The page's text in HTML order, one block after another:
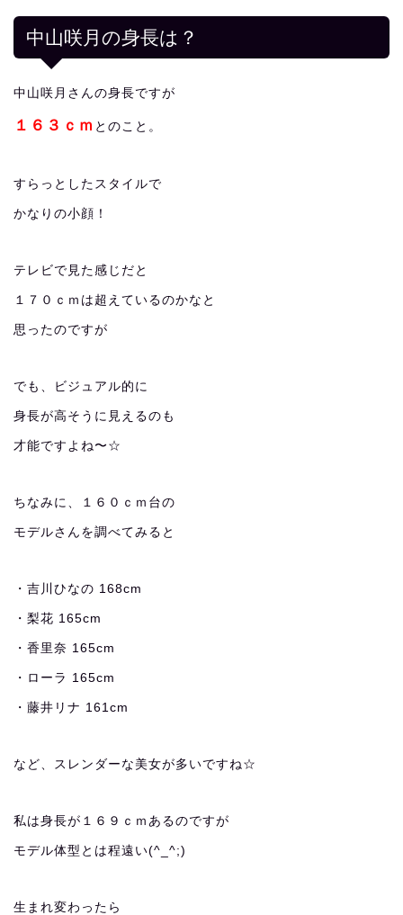
中山咲月の身長は？
中山咲月さんの身長ですが
１６３ｃｍ とのこと。
すらっとしたスタイルで
かなりの小顔！
テレビで見た感じだと
１７０ｃｍは超えているのかなと
思ったのですが
でも、ビジュアル的に
身長が高そうに見えるのも
才能ですよね〜☆
ちなみに、１６０ｃｍ台の
モデルさんを調べてみると
・吉川ひなの 168cm
・梨花 165cm
・香里奈 165cm
・ローラ 165cm
・藤井リナ 161cm
など、スレンダーな美女が多いですね☆
私は身長が１６９ｃｍあるのですが
モデル体型とは程遠い(^_^;)
生まれ変わったら